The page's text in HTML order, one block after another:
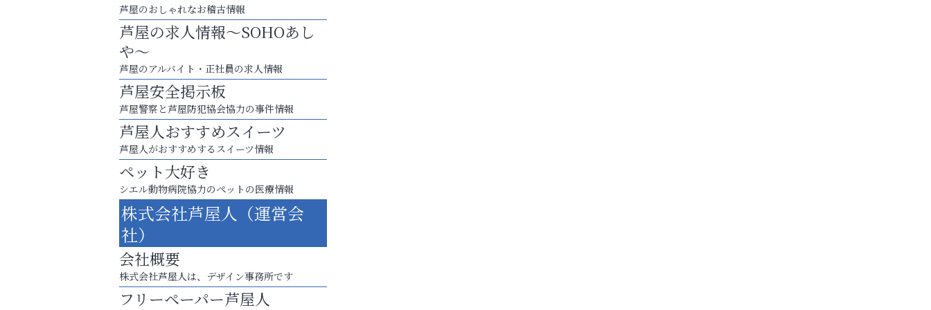
芦屋・西宮・神戸の新店舗PRやリニューアル告
知などお気軽にご相談ください。
そうさくてっぱん樹々
芦屋のおしゃれなお稽古情報
芦屋の求人情報～SOHOあし
や～
芦屋のアルバイト・正社員の求人情報
芦屋安全掲示板
芦屋警察と芦屋防犯協会協力の事件情報
芦屋人おすすめスイーツ
芦屋人がおすすめするスイーツ情報
ペット大好き
シエル動物病院協力のペットの医療情報
株式会社芦屋人（運営会
社）
会社概要
株式会社芦屋人は、デザイン事務所です
フリーペーパー芦屋人